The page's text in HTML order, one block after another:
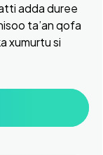
adda duree
ta’an qofa
xumurtu si